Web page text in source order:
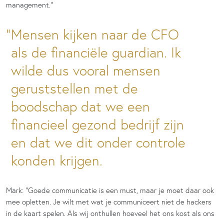
management.”
Mensen kijken naar de CFO
als de financiële guardian. Ik
wilde dus vooral mensen
geruststellen met de
boodschap dat we een
financieel gezond bedrijf zijn
en dat we dit onder controle
konden krijgen.
Mark: “Goede communicatie is een must, maar je moet daar ook
mee opletten. Je wilt met wat je communiceert niet de hackers
in de kaart spelen. Als wij onthullen hoeveel het ons kost als ons